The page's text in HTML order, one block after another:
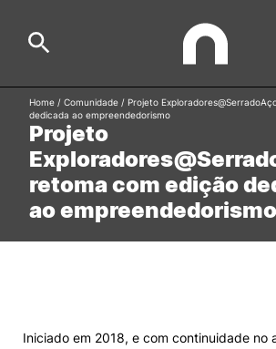
ESAC
Estudar
International Relations
Search
Formative Offer
Projeto
retoma com edição
ao empreendedorismo
Home / Comunidade / Projeto
dedicada ao empreendedorismo
Iniciado em 2018, e com continuidade no